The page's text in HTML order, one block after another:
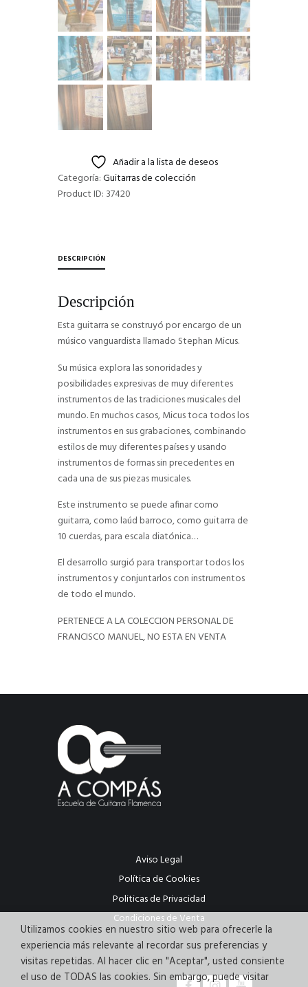
Añadir a la lista de deseos
Categoría:Guitarras de colección
Product ID: 37420
DESCRIPCIÓN
Descripción
Esta guitarra se construyó por encargo de un
músico vanguardista llamado Stephan Micus.
Su música explora las sonoridades y
posibilidades expresivas de muy diferentes
instrumentos de las tradiciones musicales del
mundo. En muchos casos, Micus toca todos los
instrumentos en sus grabaciones, combinando
estilos de muy diferentes países y usando
instrumentos de formas sin precedentes en
cada una de sus piezas musicales.
Este instrumento se puede afinar como
guitarra, como laúd barroco, como guitarra de
10 cuerdas, para escala diatónica…
El desarrollo surgió para transportar todos los
instrumentos y conjuntarlos con instrumentos
de todo el mundo.
PERTENECE A LA COLECCION PERSONAL DE
FRANCISCO MANUEL, NO ESTA EN VENTA
Aviso Legal
Política de Cookies
Politicas de Privacidad
Condiciones de Venta
Utilizamos cookies en nuestro sitio web para ofrecerle la
experiencia más relevante al recordar sus preferencias y
visitas repetidas. Al hacer clic en "Aceptar", usted consiente
el uso de TODAS las cookies. Sin embargo, puede visitar